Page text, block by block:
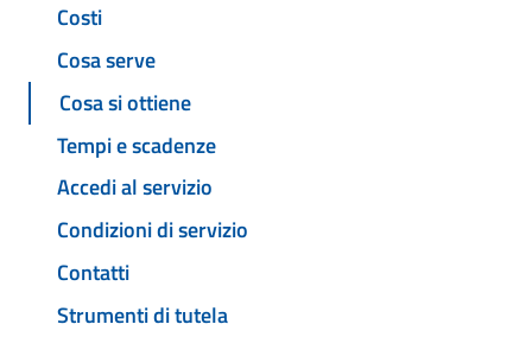
Costi
Cosa serve
Cosa si ottiene
Tempi e scadenze
Accedi al servizio
Condizioni di servizio
Contatti
Strumenti di tutela